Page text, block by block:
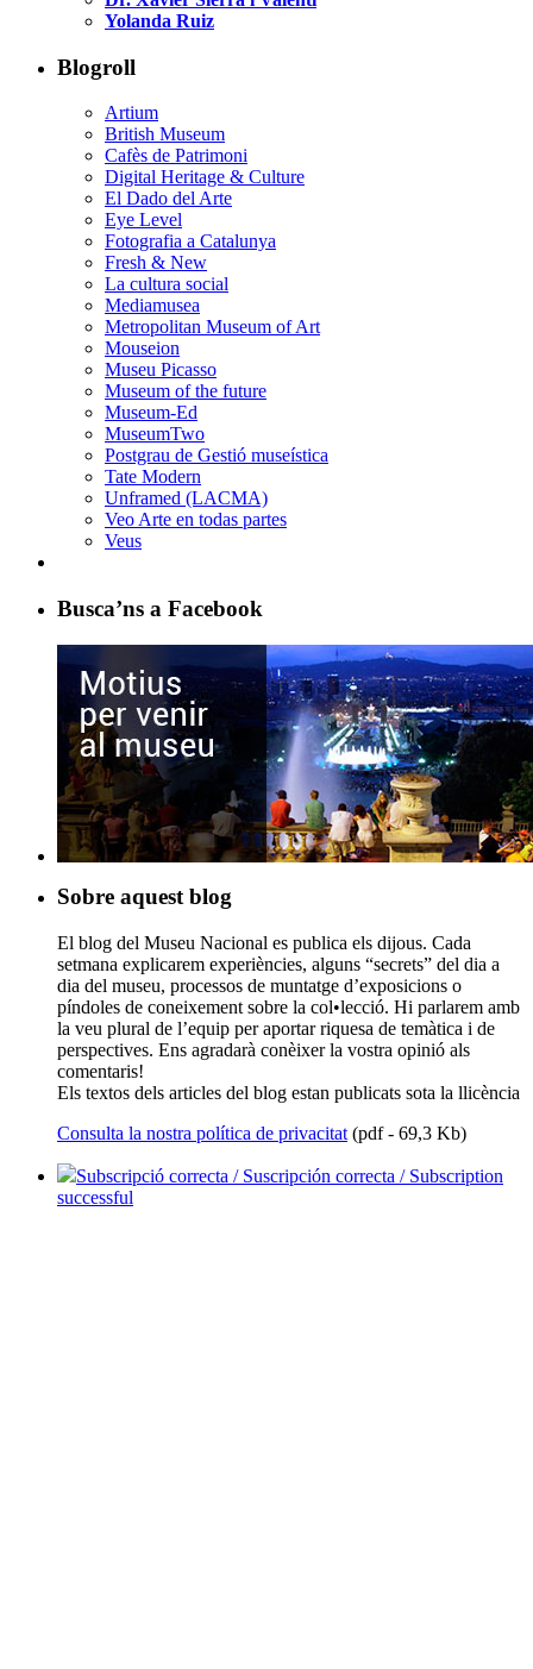
Yolanda Ruiz
Blogroll
Artium
British Museum
Cafès de Patrimoni
Digital Heritage & Culture
El Dado del Arte
Eye Level
Fotografia a Catalunya
Fresh & New
La cultura social
Mediamusea
Metropolitan Museum of Art
Mouseion
Museu Picasso
Museum of the future
Museum-Ed
MuseumTwo
Postgrau de Gestió museística
Tate Modern
Unframed (LACMA)
Veo Arte en todas partes
Veus
Busca’ns a Facebook
Sobre aquest blog
El blog del Museu Nacional es publica els dijous. Cada
setmana explicarem experiències, alguns “secrets” del dia a
dia del museu, processos de muntatge d’exposicions o
píndoles de coneixement sobre la col•lecció. Hi parlarem amb
la veu plural de l’equip per aportar riquesa de temàtica i de
perspectives. Ens agradarà conèixer la vostra opinió als
comentaris!
Els textos dels articles del blog estan publicats sota la llicència
Consulta la nostra política de privacitat (pdf - 69,3 Kb)
Subscripció correcta / Suscripción correcta / Subscription
successful